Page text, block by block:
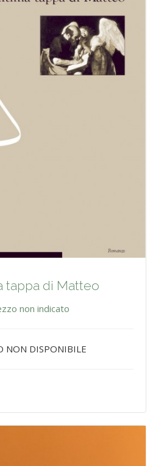
tappa di Matteo
non indicato
NON DISPONIBILE